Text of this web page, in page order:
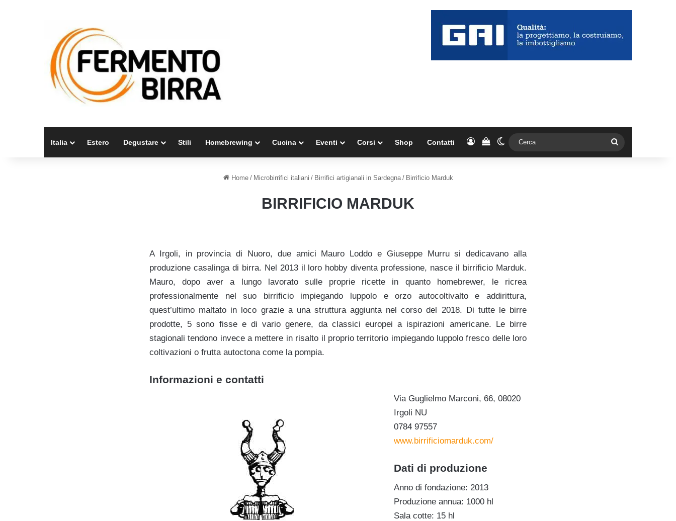
Italia Estero Degustare Stili Homebrewing Cucina Eventi Corsi Shop Contatti AccediVedi il carrello
Cambia aspetto
Home / Microbirrifici italiani / Birrifici artigianali in Sardegna / Birrificio Marduk
BIRRIFICIO MARDUK
A Irgoli, in provincia di Nuoro, due amici Mauro Loddo e Giuseppe Murru si dedicavano alla
produzione casalinga di birra. Nel 2013 il loro hobby diventa professione, nasce il birrificio Marduk.
Mauro, dopo aver a lungo lavorato sulle proprie ricette in quanto homebrewer, le ricrea
professionalmente nel suo birrificio impiegando luppolo e orzo autocoltivalto e addirittura,
quest’ultimo maltato in loco grazie a una struttura aggiunta nel corso del 2018. Di tutte le birre
prodotte, 5 sono fisse e di vario genere, da classici europei a ispirazioni americane. Le birre
stagionali tendono invece a mettere in risalto il proprio territorio impiegando luppolo fresco delle loro
coltivazioni o frutta autoctona come la pompia.
Informazioni e contatti
Via Guglielmo Marconi, 66, 08020
Irgoli NU
0784 97557
www.birrificiomarduk.com/
Dati di produzione
Anno di fondazione: 2013
Produzione annua: 1000 hl
Sala cotte: 15 hl